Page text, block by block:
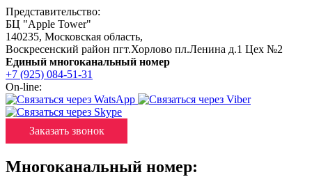
Представительство:
БЦ "Apple Tower"
140235, Московская область,
Воскресенский район пгт.Хорлово пл.Ленина д.1 Цех №2
Единый многоканальный номер
+7 (925) 084-51-31
On-line:
Заказать звонок
Многоканальный номер: